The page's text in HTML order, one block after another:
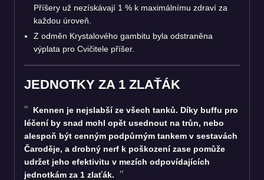
Příšery už nezískávají 1 % k maximálnímu zdraví za
každou úroveň.
Z odměn Krystalového gambitu byla odstraněna
výplata pro Cvičitele příšer.
JEDNOTKY ZA 1 ZLAŤÁK
Kennen je nejslabší ze všech tanků. Díky buffu pro
léčení by snad mohl opět usednout na trůn, nebo
alespoň být cenným podpůrným tankem v sestavách
Čaroděje, a drobný nerf k poškození zase pomůže
udržet jeho efektivitu v mezích odpovídajících
jednotkám za 1 zlaťák.